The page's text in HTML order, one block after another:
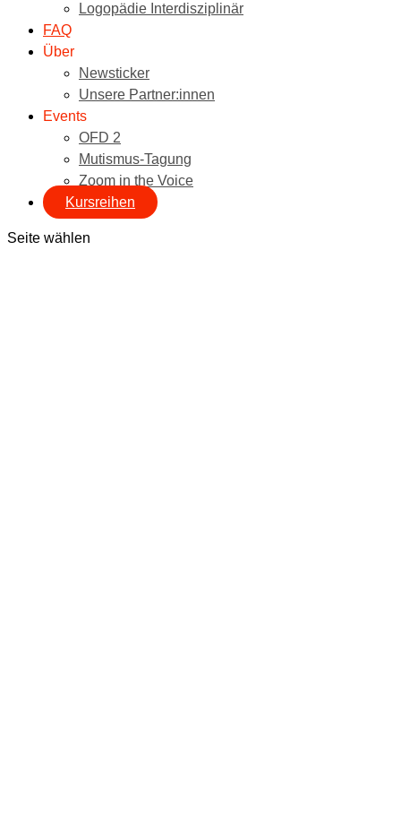
Logopädie Interdisziplinär
FAQ
Über
Newsticker
Unsere Partner:innen
Events
OFD 2
Mutismus-Tagung
Zoom in the Voice
Kursreihen
Seite wählen